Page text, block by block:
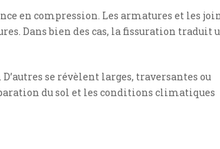
en compression. Les armatures et les
Dans bien des cas, la fissuration traduit
se révèlent larges, traversantes ou
du sol et les conditions climatiques